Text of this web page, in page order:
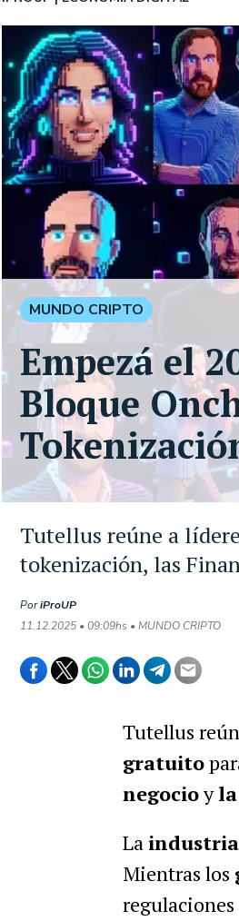
Tutellus reúne a
tokenización, las
PoriProUP
11.12.2025 • 09:09hs • MUNDO CRIPTO
MUNDO CRIPTO
Empezá el
Bloque
Tutellus
gratuito
negocioy
La
Mientras los
regulaciones